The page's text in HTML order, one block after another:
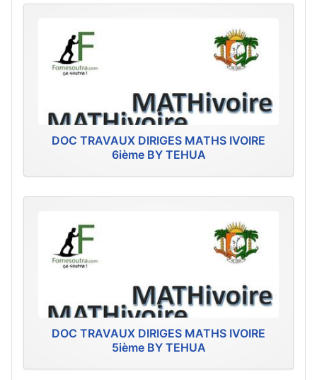
DOC TRAVAUX DIRIGES MATHS IVOIRE
6ième BY TEHUA
DOC TRAVAUX DIRIGES MATHS IVOIRE
5ième BY TEHUA